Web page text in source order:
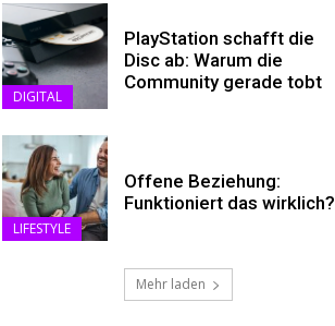
DIGITAL
PlayStation schafft die
Disc ab: Warum die
Community gerade tobt
LIFESTYLE
Offene Beziehung:
Funktioniert das wirklich?
Mehr laden